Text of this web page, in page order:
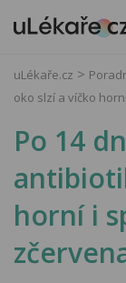
uLékaře.cz
oko slzí a víčko
Po 14
horní i